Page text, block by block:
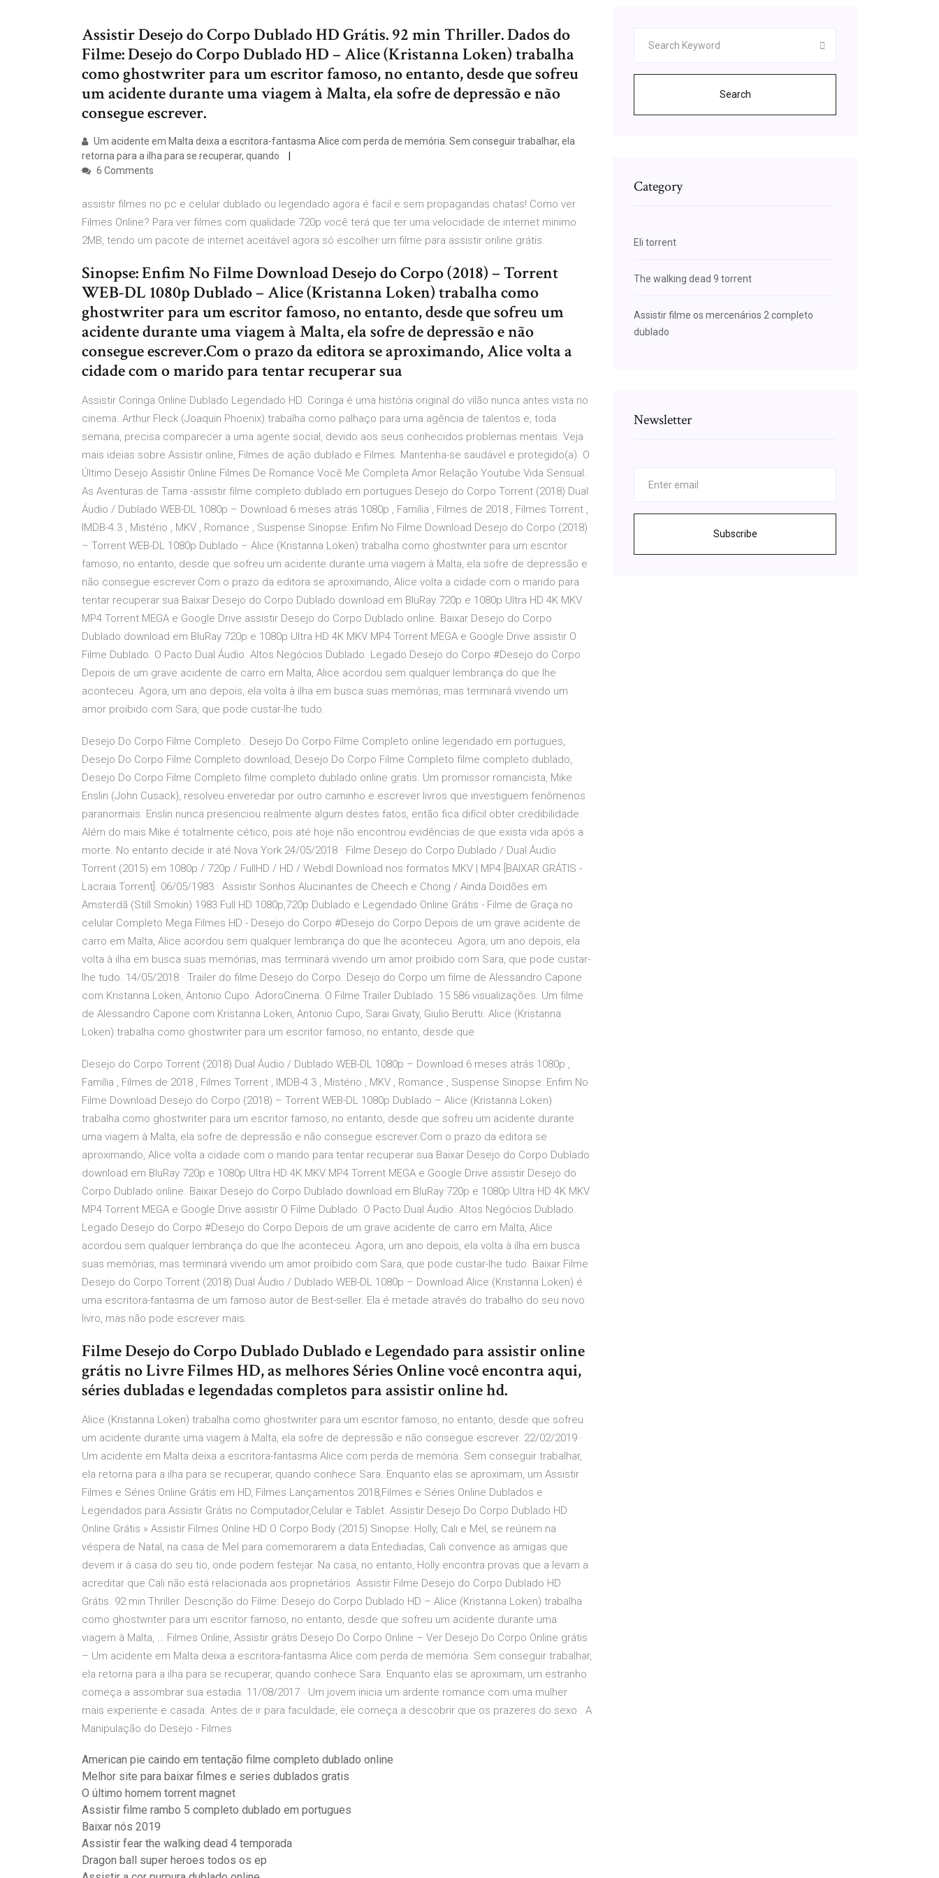
Assistir Desejo do Corpo Dublado HD Grátis. 92 min Thriller. Dados do
Filme: Desejo do Corpo Dublado HD – Alice (Kristanna Loken) trabalha
como ghostwriter para um escritor famoso, no entanto, desde que sofreu
um acidente durante uma viagem à Malta, ela sofre de depressão e não
consegue escrever.
Um acidente em Malta deixa a escritora-fantasma Alice com perda de memória. Sem conseguir trabalhar, ela
retorna para a ilha para se recuperar, quando
6 Comments
assistir filmes no pc e celular dublado ou legendado agora é facil e sem propagandas chatas! Como ver
Filmes Online? Para ver filmes com qualidade 720p você terá que ter uma velocidade de internet minimo
2MB, tendo um pacote de internet aceitável agora só escolher um filme para assistir online grátis.
Sinopse: Enfim No Filme Download Desejo do Corpo (2018) – Torrent
WEB-DL 1080p Dublado – Alice (Kristanna Loken) trabalha como
ghostwriter para um escritor famoso, no entanto, desde que sofreu um
acidente durante uma viagem à Malta, ela sofre de depressão e não
consegue escrever.Com o prazo da editora se aproximando, Alice volta a
cidade com o marido para tentar recuperar sua
Assistir Coringa Online Dublado Legendado HD. Coringa é uma história original do vilão nunca antes vista no
cinema. Arthur Fleck (Joaquin Phoenix) trabalha como palhaço para uma agência de talentos e, toda
semana, precisa comparecer a uma agente social, devido aos seus conhecidos problemas mentais. Veja
mais ideias sobre Assistir online, Filmes de ação dublado e Filmes. Mantenha-se saudável e protegido(a). O
Último Desejo Assistir Online Filmes De Romance Você Me Completa Amor Relação Youtube Vida Sensual.
As Aventuras de Tama -assistir filme completo dublado em portugues Desejo do Corpo Torrent (2018) Dual
Áudio / Dublado WEB-DL 1080p – Download 6 meses atrás 1080p , Família , Filmes de 2018 , Filmes Torrent ,
IMDB-4.3 , Mistério , MKV , Romance , Suspense Sinopse: Enfim No Filme Download Desejo do Corpo (2018)
– Torrent WEB-DL 1080p Dublado – Alice (Kristanna Loken) trabalha como ghostwriter para um escritor
famoso, no entanto, desde que sofreu um acidente durante uma viagem à Malta, ela sofre de depressão e
não consegue escrever.Com o prazo da editora se aproximando, Alice volta a cidade com o marido para
tentar recuperar sua Baixar Desejo do Corpo Dublado download em BluRay 720p e 1080p Ultra HD 4K MKV
MP4 Torrent MEGA e Google Drive assistir Desejo do Corpo Dublado online. Baixar Desejo do Corpo
Dublado download em BluRay 720p e 1080p Ultra HD 4K MKV MP4 Torrent MEGA e Google Drive assistir O
Filme Dublado. O Pacto Dual Áudio. Altos Negócios Dublado. Legado Desejo do Corpo #Desejo do Corpo
Depois de um grave acidente de carro em Malta, Alice acordou sem qualquer lembrança do que lhe
aconteceu. Agora, um ano depois, ela volta à ilha em busca suas memórias, mas terminará vivendo um
amor proibido com Sara, que pode custar-lhe tudo.
Desejo Do Corpo Filme Completo . Desejo Do Corpo Filme Completo online legendado em portugues,
Desejo Do Corpo Filme Completo download, Desejo Do Corpo Filme Completo filme completo dublado,
Desejo Do Corpo Filme Completo filme completo dublado online gratis. Um promissor romancista, Mike
Enslin (John Cusack), resolveu enveredar por outro caminho e escrever livros que investiguem fenômenos
paranormais. Enslin nunca presenciou realmente algum destes fatos, então fica difícil obter credibilidade.
Além do mais Mike é totalmente cético, pois até hoje não encontrou evidências de que exista vida após a
morte. No entanto decide ir até Nova York 24/05/2018 · Filme Desejo do Corpo Dublado / Dual Áudio
Torrent (2015) em 1080p / 720p / FullHD / HD / Webdl Download nos formatos MKV | MP4 [BAIXAR GRÁTIS -
Lacraia Torrent]. 06/05/1983 · Assistir Sonhos Alucinantes de Cheech e Chong / Ainda Doidões em
Amsterdã (Still Smokin) 1983 Full HD 1080p,720p Dublado e Legendado Online Grátis - Filme de Graça no
celular Completo Mega Filmes HD - Desejo do Corpo #Desejo do Corpo Depois de um grave acidente de
carro em Malta, Alice acordou sem qualquer lembrança do que lhe aconteceu. Agora, um ano depois, ela
volta à ilha em busca suas memórias, mas terminará vivendo um amor proibido com Sara, que pode custar-
lhe tudo. 14/05/2018 · Trailer do filme Desejo do Corpo. Desejo do Corpo um filme de Alessandro Capone
com Kristanna Loken, Antonio Cupo. AdoroCinema. O Filme Trailer Dublado. 15 586 visualizações. Um filme
de Alessandro Capone com Kristanna Loken, Antonio Cupo, Sarai Givaty, Giulio Berutti. Alice (Kristanna
Loken) trabalha como ghostwriter para um escritor famoso, no entanto, desde que
Desejo do Corpo Torrent (2018) Dual Áudio / Dublado WEB-DL 1080p – Download 6 meses atrás 1080p ,
Família , Filmes de 2018 , Filmes Torrent , IMDB-4.3 , Mistério , MKV , Romance , Suspense Sinopse: Enfim No
Filme Download Desejo do Corpo (2018) – Torrent WEB-DL 1080p Dublado – Alice (Kristanna Loken)
trabalha como ghostwriter para um escritor famoso, no entanto, desde que sofreu um acidente durante
uma viagem à Malta, ela sofre de depressão e não consegue escrever.Com o prazo da editora se
aproximando, Alice volta a cidade com o marido para tentar recuperar sua Baixar Desejo do Corpo Dublado
download em BluRay 720p e 1080p Ultra HD 4K MKV MP4 Torrent MEGA e Google Drive assistir Desejo do
Corpo Dublado online. Baixar Desejo do Corpo Dublado download em BluRay 720p e 1080p Ultra HD 4K MKV
MP4 Torrent MEGA e Google Drive assistir O Filme Dublado. O Pacto Dual Áudio. Altos Negócios Dublado.
Legado Desejo do Corpo #Desejo do Corpo Depois de um grave acidente de carro em Malta, Alice
acordou sem qualquer lembrança do que lhe aconteceu. Agora, um ano depois, ela volta à ilha em busca
suas memórias, mas terminará vivendo um amor proibido com Sara, que pode custar-lhe tudo. Baixar Filme
Desejo do Corpo Torrent (2018) Dual Áudio / Dublado WEB-DL 1080p – Download Alice (Kristanna Loken) é
uma escritora-fantasma de um famoso autor de Best-seller. Ela é metade através do trabalho do seu novo
livro, mas não pode escrever mais.
Filme Desejo do Corpo Dublado Dublado e Legendado para assistir online
grátis no Livre Filmes HD, as melhores Séries Online você encontra aqui,
séries dubladas e legendadas completos para assistir online hd.
Alice (Kristanna Loken) trabalha como ghostwriter para um escritor famoso, no entanto, desde que sofreu
um acidente durante uma viagem à Malta, ela sofre de depressão e não consegue escrever. 22/02/2019 ·
Um acidente em Malta deixa a escritora-fantasma Alice com perda de memória. Sem conseguir trabalhar,
ela retorna para a ilha para se recuperar, quando conhece Sara. Enquanto elas se aproximam, um Assistir
Filmes e Séries Online Grátis em HD, Filmes Lançamentos 2018,Filmes e Séries Online Dublados e
Legendados para Assistir Grátis no Computador,Celular e Tablet. Assistir Desejo Do Corpo Dublado HD
Online Grátis » Assistir Filmes Online HD O Corpo Body (2015) Sinopse: Holly, Cali e Mel, se reúnem na
véspera de Natal, na casa de Mel para comemorarem a data.Entediadas, Cali convence as amigas que
devem ir à casa do seu tio, onde podem festejar. Na casa, no entanto, Holly encontra provas que a levam a
acreditar que Cali não está relacionada aos proprietários. Assistir Filme Desejo do Corpo Dublado HD
Grátis. 92 min Thriller. Descrição do Filme: Desejo do Corpo Dublado HD – Alice (Kristanna Loken) trabalha
como ghostwriter para um escritor famoso, no entanto, desde que sofreu um acidente durante uma
viagem à Malta, … Filmes Online, Assistir grátis Desejo Do Corpo Online – Ver Desejo Do Corpo Online grátis
– Um acidente em Malta deixa a escritora-fantasma Alice com perda de memória. Sem conseguir trabalhar,
ela retorna para a ilha para se recuperar, quando conhece Sara. Enquanto elas se aproximam, um estranho
começa a assombrar sua estadia. 11/08/2017 · Um jovem inicia um ardente romance com uma mulher
mais experiente e casada. Antes de ir para faculdade, ele começa a descobrir que os prazeres do sexo . A
Manipulação do Desejo - Filmes
American pie caindo em tentação filme completo dublado online
Melhor site para baixar filmes e series dublados gratis
O último homem torrent magnet
Assistir filme rambo 5 completo dublado em portugues
Baixar nós 2019
Assistir fear the walking dead 4 temporada
Dragon ball super heroes todos os ep
Search
Category
Eli torrent
The walking dead 9 torrent
Assistir filme os mercenários 2 completo
dublado
Newsletter
Subscribe